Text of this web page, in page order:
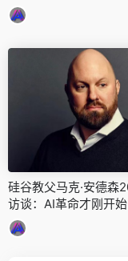
硅谷教父马克·安德森
访谈：AI革命才刚开
的价格正在崩塌